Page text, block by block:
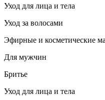
Уход для лица и тела
Уход за волосами
Эфирные и косметические
Для мужчин
Бритье
Уход для лица и тела